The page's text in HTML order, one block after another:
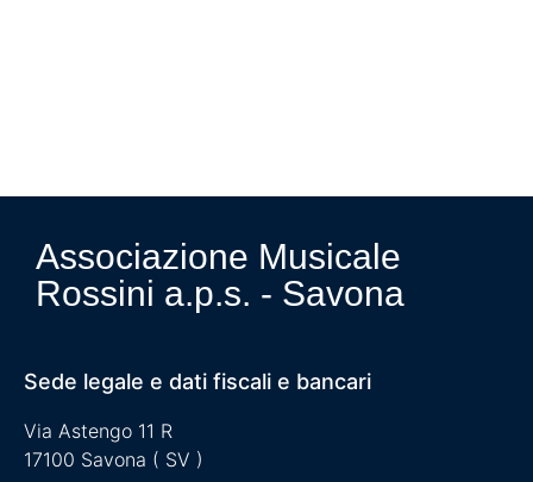
Associazione Musicale
Rossini a.p.s. - Savona
Sede legale e dati fiscali e bancari
Via Astengo 11 R
17100 Savona ( SV )